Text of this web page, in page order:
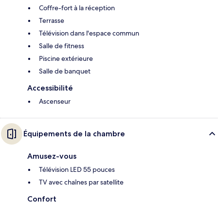
Coffre-fort à la réception
Terrasse
Télévision dans l'espace commun
Salle de fitness
Piscine extérieure
Salle de banquet
Accessibilité
Ascenseur
Équipements de la chambre
Amusez-vous
Télévision LED 55 pouces
TV avec chaînes par satellite
Confort